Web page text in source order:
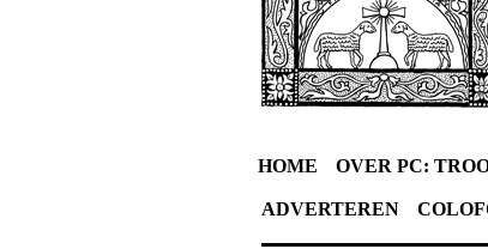
HOME OVER PC:
ADVERTEREN